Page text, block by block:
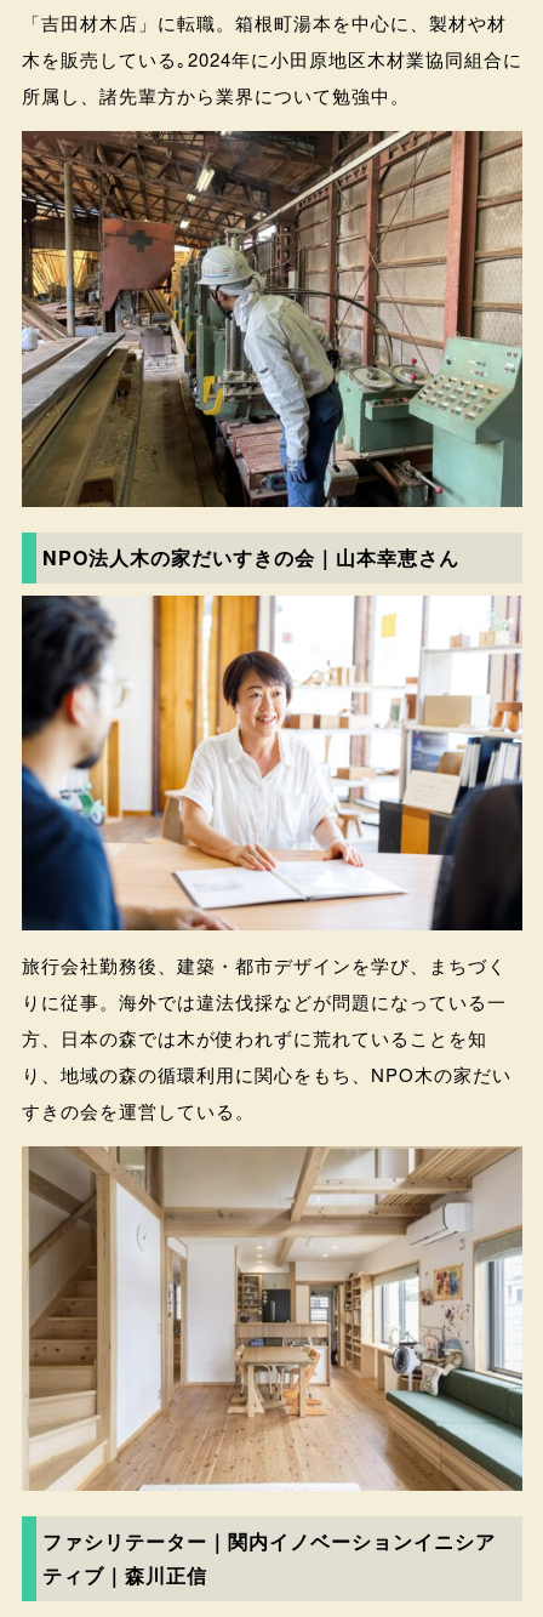
「吉田材木店」に転職。箱根町湯本を中心に、製材や材
木を販売している｡2024年に小田原地区木材業協同組合に
所属し、諸先輩方から業界について勉強中。
NPO法人木の家だいすきの会｜山本幸恵さん
旅行会社勤務後、建築・都市デザインを学び、まちづく
りに従事。海外では違法伐採などが問題になっている一
方、日本の森では木が使われずに荒れていることを知
り、地域の森の循環利用に関心をもち、NPO木の家だい
すきの会を運営している。
ファシリテーター｜関内イノベーションイニシア
ティブ｜森川正信